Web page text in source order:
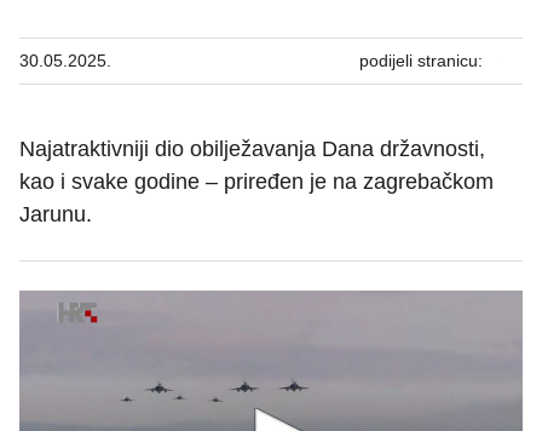
30.05.2025. podijeli stranicu:
Najatraktivniji dio obilježavanja Dana državnosti,
kao i svake godine – priređen je na zagrebačkom
Jarunu.